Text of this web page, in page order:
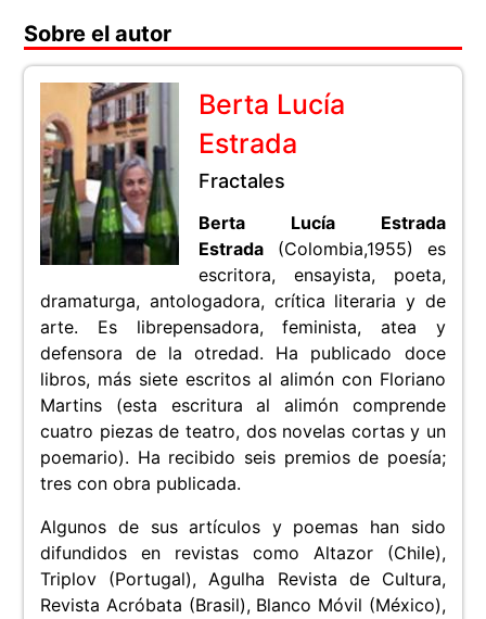
Sobre el autor
Berta Lucía
Estrada
Fractales
Berta Lucía Estrada
Estrada (Colombia,1955) es
escritora, ensayista, poeta,
dramaturga, antologadora, crítica literaria y de
arte. Es librepensadora, feminista, atea y
defensora de la otredad. Ha publicado doce
libros, más siete escritos al alimón con Floriano
Martins (esta escritura al alimón comprende
cuatro piezas de teatro, dos novelas cortas y un
poemario). Ha recibido seis premios de poesía;
tres con obra publicada.
Algunos de sus artículos y poemas han sido
difundidos en revistas como Altazor (Chile),
Triplov (Portugal), Agulha Revista de Cultura,
Revista Acróbata (Brasil), Blanco Móvil (México),